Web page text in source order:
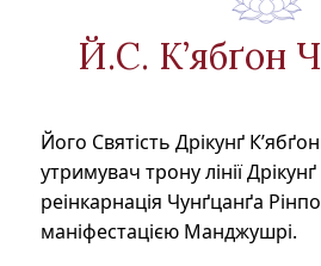
Й.С. К’ябґон
Його Святість Дрікунґ
утримувач трону лінії
реінкарнація Чунґцанґа
маніфестацією Манджушрі.